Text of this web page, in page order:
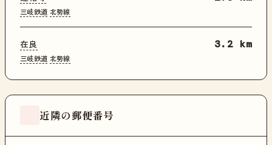
三岐鉄道 北勢線
在良
三岐鉄道 北勢線
3.2 km
近隣の郵便番号